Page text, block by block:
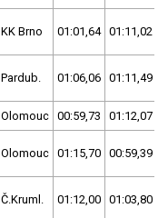
KK Brno 01:01,64 01:11,02
Pardub. 01:06,06 01:11,49
Olomouc 00:59,73 01:12,07
Olomouc 01:15,70 00:59,39
Č.Kruml. 01:12,00 01:03,80